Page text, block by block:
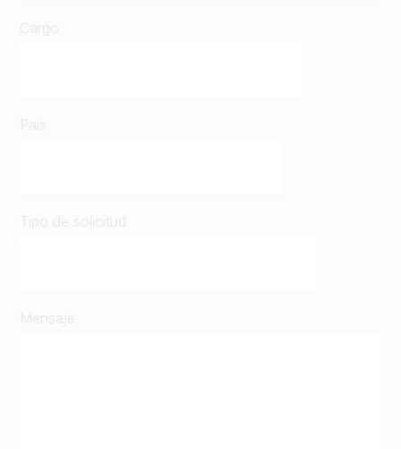
Cargo
País
Tipo de solicitud
Mensaje